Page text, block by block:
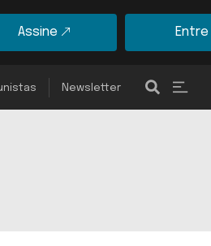
Assine Entre
Newsletter